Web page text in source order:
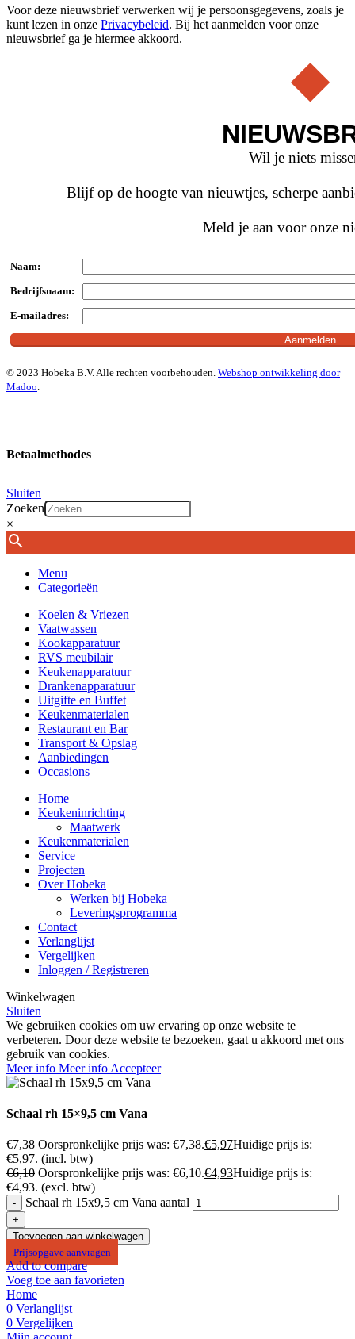
Voor deze nieuwsbrief verwerken wij je persoonsgegevens, zoals je
kunt lezen in onze Privacybeleid. Bij het aanmelden voor onze
nieuwsbrief ga je hiermee akkoord.
Wil je niets
Blijf op de hoogte van nieuwtjes, scherpe
Meld je aan voor onze
Naam:
Bedrijfsnaam:
E-mailadres:
© 2023 Hobeka B.V. Alle rechten voorbehouden. Webshop ontwikkeling door
Madoo.
Betaalmethodes
Sluiten
Zoeken
×
Menu
Categorieën
Koelen & Vriezen
Vaatwassen
Kookapparatuur
RVS meubilair
Keukenapparatuur
Drankenapparatuur
Uitgifte en Buffet
Keukenmaterialen
Restaurant en Bar
Transport & Opslag
Aanbiedingen
Occasions
Home
Keukeninrichting
Maatwerk
Keukenmaterialen
Service
Projecten
Over Hobeka
Werken bij Hobeka
Leveringsprogramma
Contact
Verlanglijst
Vergelijken
Inloggen / Registreren
Winkelwagen
Sluiten
We gebruiken cookies om uw ervaring op onze website te
verbeteren. Door deze website te bezoeken, gaat u akkoord met ons
gebruik van cookies.
Meer info Meer info Accepteer
Schaal rh 15×9,5 cm Vana
€7,38 Oorspronkelijke prijs was: €7,38.€5,97Huidige prijs is:
€5,97. (incl. btw)
€6,10 Oorspronkelijke prijs was: €6,10.€4,93Huidige prijs is:
€4,93. (excl. btw)
Schaal rh 15x9,5 cm Vana aantal
Toevoegen aan winkelwagen
Prijsopgave aanvragen
Add to compare
Voeg toe aan favorieten
Home
0 Verlanglijst
0 Vergelijken